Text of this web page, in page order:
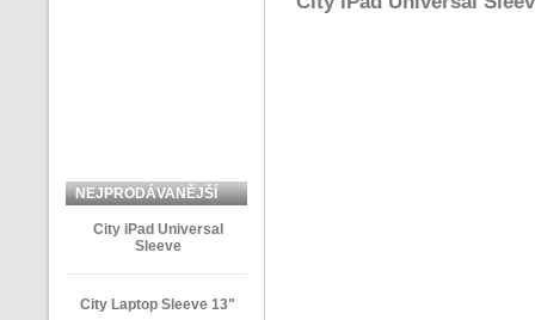
NEJPRODÁVANĚJŠÍ
City iPad Universal
Sleeve
City Laptop Sleeve 13"